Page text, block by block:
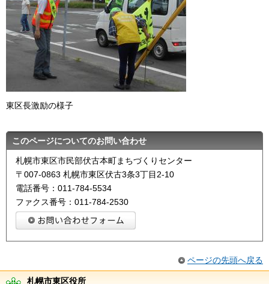
東区長激励の様子
このページについてのお問い合わせ
札幌市東区市民部伏古本町まちづくりセンター
〒007-0863 札幌市東区伏古3条3丁目2-10
電話番号：011-784-5534
ファクス番号：011-784-2530
ページの先頭へ戻る
札幌市東区役所